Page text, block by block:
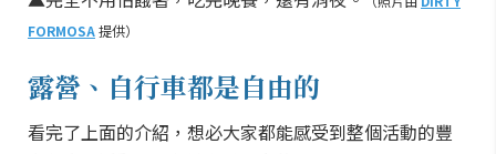
FORMOSA提供）
露營、自行車都是自由的
看完了上面的介紹，想必大家都能感受到整個活動的豐